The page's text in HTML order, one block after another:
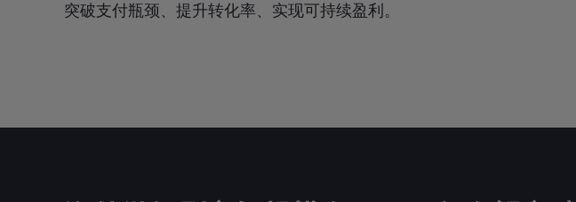
突破支付瓶颈、提升转化率、实现可持续盈利。